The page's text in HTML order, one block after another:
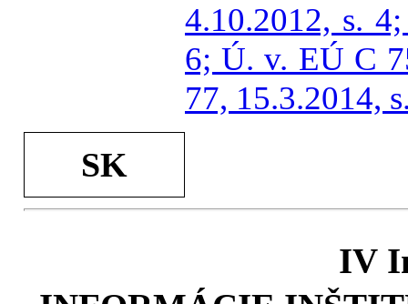
4.10.2012, s.
6; Ú. v. EÚ C
77, 15.3.2014,
SK
IV